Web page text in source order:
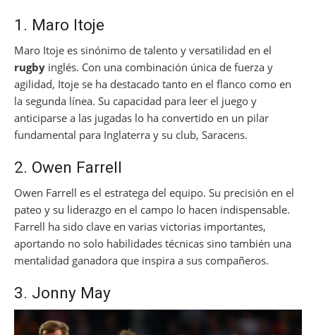
1. Maro Itoje
Maro Itoje es sinónimo de talento y versatilidad en el
rugby inglés. Con una combinación única de fuerza y
agilidad, Itoje se ha destacado tanto en el flanco como en
la segunda línea. Su capacidad para leer el juego y
anticiparse a las jugadas lo ha convertido en un pilar
fundamental para Inglaterra y su club, Saracens.
2. Owen Farrell
Owen Farrell es el estratega del equipo. Su precisión en el
pateo y su liderazgo en el campo lo hacen indispensable.
Farrell ha sido clave en varias victorias importantes,
aportando no solo habilidades técnicas sino también una
mentalidad ganadora que inspira a sus compañeros.
3. Jonny May